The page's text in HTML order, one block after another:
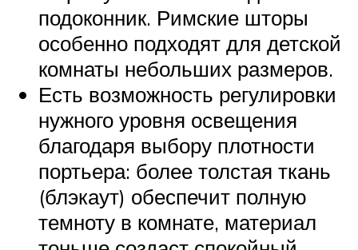
подоконник. Римские шторы
особенно подходят для детской
комнаты небольших размеров.
Есть возможность регулировки
нужного уровня освещения
благодаря выбору плотности
портьера: более толстая ткань
(блэкаут) обеспечит полную
темноту в комнате, материал